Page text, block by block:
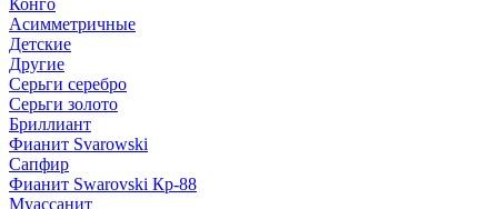
Конго
Асимметричные
Детские
Другие
Серьги серебро
Серьги золото
Бриллиант
Фианит Svarowski
Сапфир
Фианит Swarovski Кр-88
Муассанит